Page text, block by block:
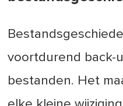
voortdurend back-
bestanden. Het